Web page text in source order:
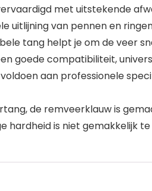
met uitstekende
uitlijning van pennen en
tang helpt je om de veer
goede compatibiliteit,
aan professionele
de remveerklauw is
is niet gemakkelijk